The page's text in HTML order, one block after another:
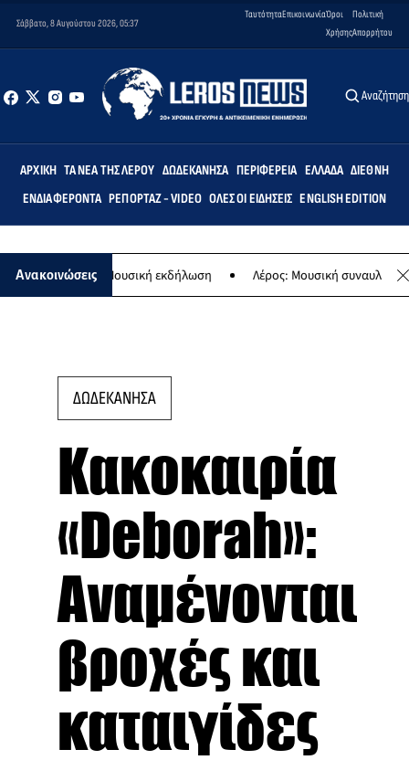
Σάββατο, 8 Αυγούστου 2026, 05:37
ΤαυτότηταΕπικοινωνίαΌροι
Χρήσης
Πολιτική
Απορρήτου
Αναζήτηση
ΑΡΧΙΚΉ ΤΑ ΝΈΑ ΤΗΣ ΛΈΡΟΥ ΔΩΔΕΚΆΝΗΣΑ ΠΕΡΙΦΈΡΕΙΑ ΕΛΛΆΔΑ ΔΙΕΘΝΉ
ΕΝΔΙΑΦΈΡΟΝΤΑ ΡΕΠΟΡΤΆΖ - VIDEO ΌΛΕΣ ΟΙ ΕΙΔΉΣΕΙΣ ENGLISH EDITION
Ανακοινώσεις
Παναγίας - Μουσική εκδήλωση Λέρος: Μουσική συναυλία των
ΔΩΔΕΚΑΝΗΣΑ
Κακοκαιρία
«Deborah»:
Αναμένονται
βροχές και
καταιγίδες